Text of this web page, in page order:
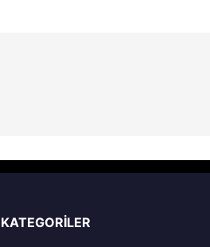
KATEGORILER